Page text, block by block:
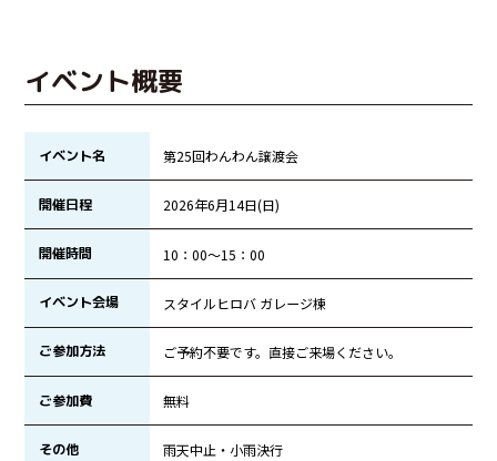
イベント概要
イベント名 第25回わんわん譲渡会
開催日程 2026年6月14日(日)
開催時間 10：00～15：00
イベント会場 スタイルヒロバ ガレージ棟
ご参加方法 ご予約不要です。直接ご来場ください。
ご参加費 無料
その他 雨天中止・小雨決行